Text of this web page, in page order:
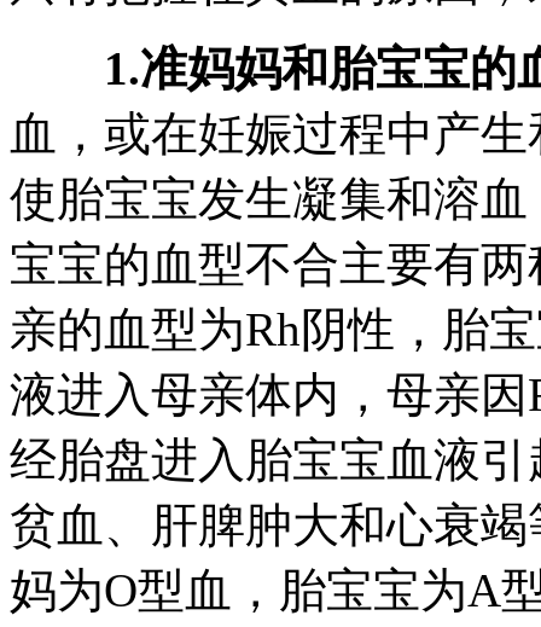
1.准妈妈和胎宝宝的
血，或在妊娠过程中产
使胎宝宝发生凝集和溶
宝宝的血型不合主要有
亲的血型为Rh阴性，胎
液进入母亲体内，母亲
经胎盘进入胎宝宝血液
贫血、肝脾肿大和心衰
妈为O型血，胎宝宝为A